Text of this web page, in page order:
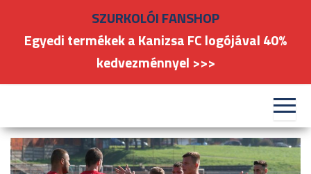
FC
#kanizsafoci
SZURKOLÓI FANSHOP
Egyedi termékek a Kanizsa FC logójával 40%
kedvezménnyel >>>